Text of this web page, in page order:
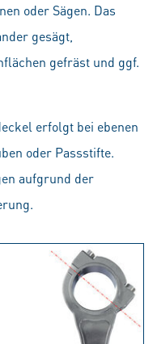
oder Sägen. Das
gesägt,
gefräst und ggf.
erfolgt bei ebenen
oder Passstifte.
aufgrund der